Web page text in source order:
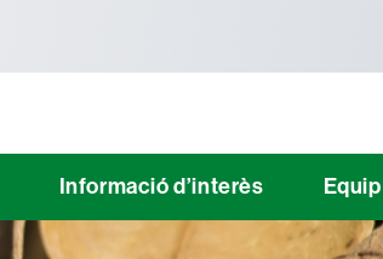
Informació d’interès Equip